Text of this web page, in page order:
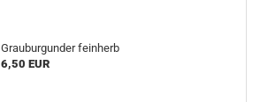
Grauburgunder feinherb
6,50 EUR